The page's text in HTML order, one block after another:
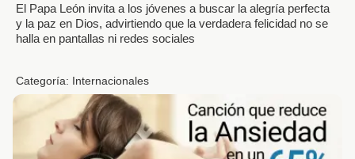
El Papa León invita a los jóvenes a buscar la alegría perfecta
y la paz en Dios, advirtiendo que la verdadera felicidad no se
halla en pantallas ni redes sociales
Categoría: Internacionales